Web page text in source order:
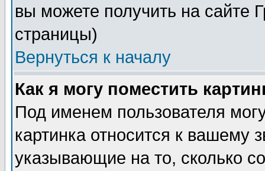
вы можете получить на сайте
страницы)
Вернуться к началу
Как я могу поместить
Под именем пользователя
картинка относится к вашему
указывающие на то, сколько